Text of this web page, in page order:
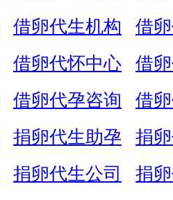
借卵代生机构
借
借卵代怀中心
借
借卵代孕咨询
借
捐卵代生助孕
捐
捐卵代生公司
捐